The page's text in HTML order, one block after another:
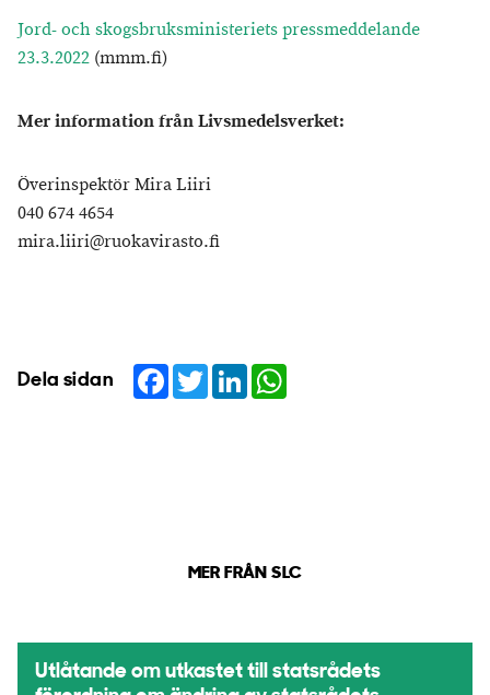
Jord- och skogsbruksministeriets pressmeddelande
23.3.2022 (mmm.fi)
Mer information från Livsmedelsverket:
Överinspektör Mira Liiri
040 674 4654
mira.liiri@ruokavirasto.fi
Dela sidan Facebook
TwitterLinkedIn
MER FRÅN SLC
Utlåtande om utkastet till statsrådets